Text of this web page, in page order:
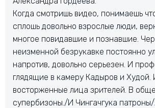
Когда смотришь видео, понимаешь
сплошь довольно взрослые люди,
многое повидавшие и познавшие.
неизменной безрукавке постоянно
напротив, довольно серьезен. И
глядящие в камеру Кадыров и
восторженные лица зрителей. В
супербизоны./И Чингачгука